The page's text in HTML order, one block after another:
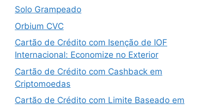
Solo Grampeado
Orbium CVC
Cartão de Crédito com Isenção de IOF
Internacional: Economize no Exterior
Cartão de Crédito com Cashback em
Criptomoedas
Cartão de Crédito com Limite Baseado em